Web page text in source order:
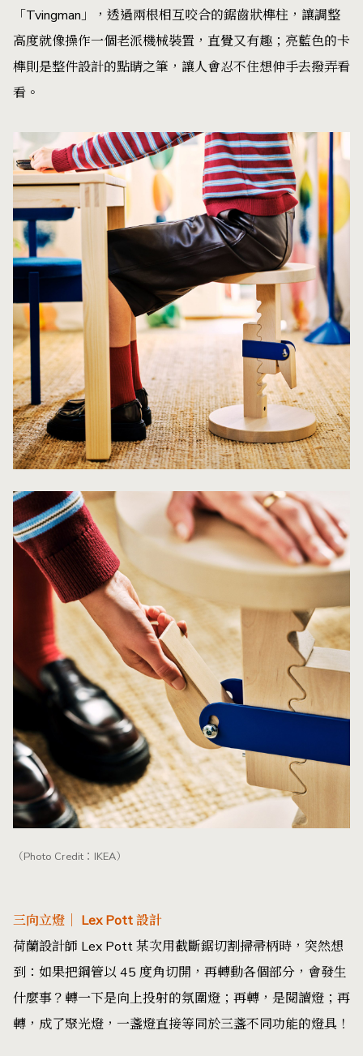
「Tvingman」，透過兩根相互咬合的鋸齒狀榫柱，讓調整
高度就像操作一個老派機械裝置，直覺又有趣；亮藍色的卡
榫則是整件設計的點睛之筆，讓人會忍不住想伸手去撥弄看
看。
（Photo Credit：IKEA）
三向立燈｜ Lex Pott 設計
荷蘭設計師 Lex Pott 某次用截斷鋸切割掃帚柄時，突然想
到：如果把鋼管以 45 度角切開，再轉動各個部分，會發生
什麼事？轉一下是向上投射的氛圍燈；再轉，是閱讀燈；再
轉，成了聚光燈，一盞燈直接等同於三盞不同功能的燈具！